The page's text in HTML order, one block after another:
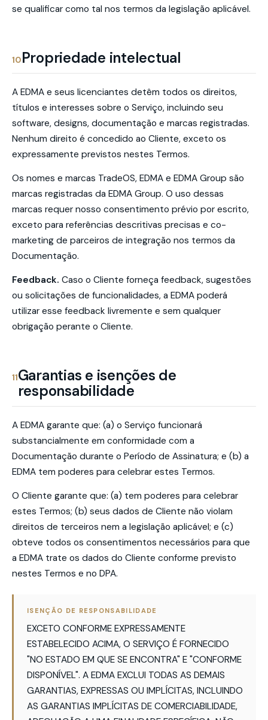
se qualificar como tal nos termos da legislação aplicável.
10Propriedade intelectual
A EDMA e seus licenciantes detêm todos os direitos,
títulos e interesses sobre o Serviço, incluindo seu
software, designs, documentação e marcas registradas.
Nenhum direito é concedido ao Cliente, exceto os
expressamente previstos nestes Termos.
Os nomes e marcas TradeOS, EDMA e EDMA Group são
marcas registradas da EDMA Group. O uso dessas
marcas requer nosso consentimento prévio por escrito,
exceto para referências descritivas precisas e co-
marketing de parceiros de integração nos termos da
Documentação.
Feedback. Caso o Cliente forneça feedback, sugestões
ou solicitações de funcionalidades, a EDMA poderá
utilizar esse feedback livremente e sem qualquer
obrigação perante o Cliente.
11Garantias e isenções de
responsabilidade
A EDMA garante que: (a) o Serviço funcionará
substancialmente em conformidade com a
Documentação durante o Período de Assinatura; e (b) a
EDMA tem poderes para celebrar estes Termos.
O Cliente garante que: (a) tem poderes para celebrar
estes Termos; (b) seus dados de Cliente não violam
direitos de terceiros nem a legislação aplicável; e (c)
obteve todos os consentimentos necessários para que
a EDMA trate os dados do Cliente conforme previsto
nestes Termos e no DPA.
ISENÇÃO DE RESPONSABILIDADE
EXCETO CONFORME EXPRESSAMENTE
ESTABELECIDO ACIMA, O SERVIÇO É FORNECIDO
"NO ESTADO EM QUE SE ENCONTRA" E "CONFORME
DISPONÍVEL". A EDMA EXCLUI TODAS AS DEMAIS
GARANTIAS, EXPRESSAS OU IMPLÍCITAS, INCLUINDO
AS GARANTIAS IMPLÍCITAS DE COMERCIABILIDADE,